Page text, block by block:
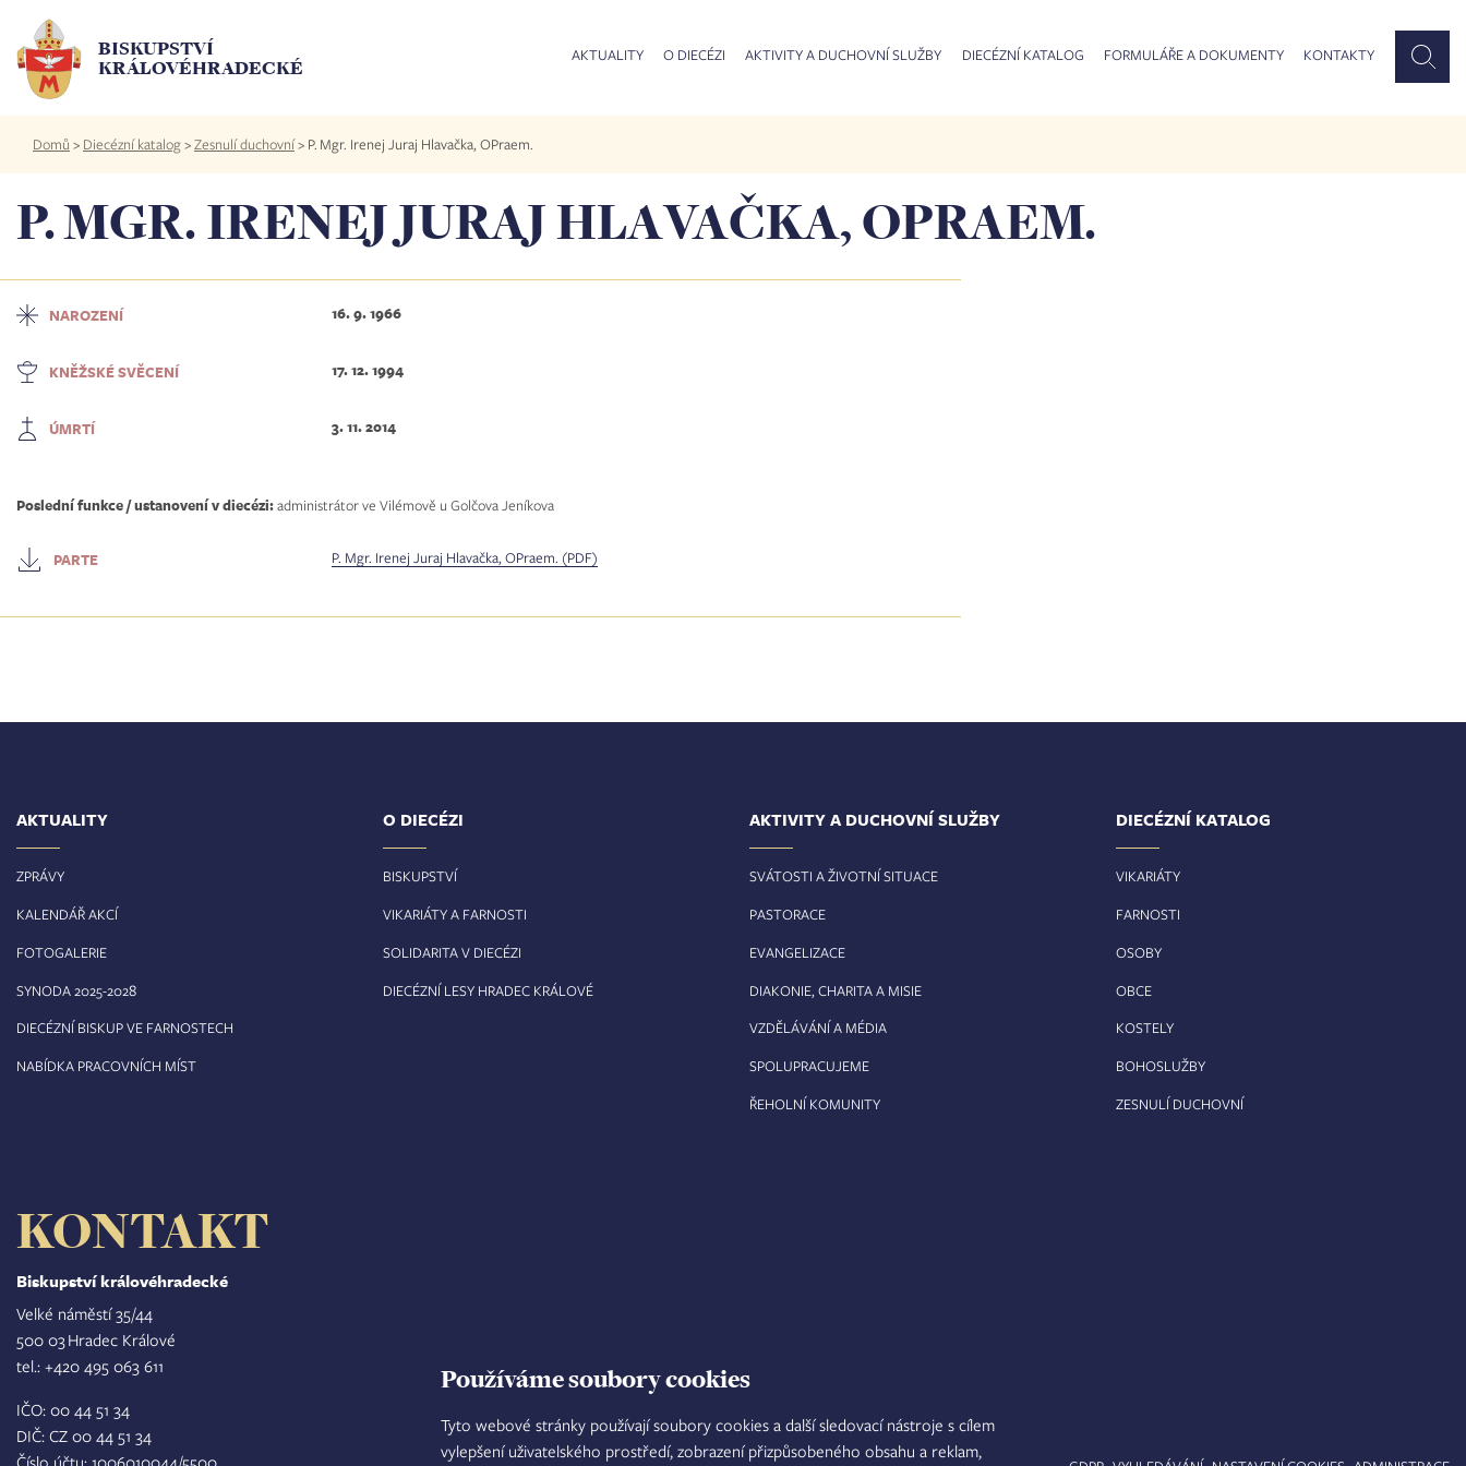
Používáme soubory cookies
Tyto webové stránky používají soubory cookies a další sledovací nástroje s cílem
vylepšení uživatelského prostředí, zobrazení přizpůsobeného obsahu a reklam,
hlavnímu
obsahu
BISKUPSTVÍ
KRÁLOVÉHRADECKÉ
AKTUALITY O DIECÉZI AKTIVITY A DUCHOVNÍ SLUŽBY DIECÉZNÍ KATALOG FORMULÁŘE A DOKUMENTY KONTAKTY
Drobečková
navigace
Domů > Diecézní katalog>Zesnulí duchovní> P. Mgr. Irenej Juraj Hlavačka, OPraem.
P. MGR. IRENEJ JURAJ HLAVAČKA, OPRAEM.
NAROZENÍ 16. 9. 1966
KNĚŽSKÉ SVĚCENÍ 17. 12. 1994
ÚMRTÍ 3. 11. 2014
Poslední funkce / ustanovení v diecézi:administrátor ve Vilémově u Golčova Jeníkova
PARTE P. Mgr. Irenej Juraj Hlavačka, OPraem. (PDF)
AKTUALITY
ZPRÁVY
KALENDÁŘ AKCÍ
FOTOGALERIE
SYNODA 2025-2028
DIECÉZNÍ BISKUP VE FARNOSTECH
NABÍDKA PRACOVNÍCH MÍST
O DIECÉZI
BISKUPSTVÍ
VIKARIÁTY A FARNOSTI
SOLIDARITA V DIECÉZI
DIECÉZNÍ LESY HRADEC KRÁLOVÉ
AKTIVITY A DUCHOVNÍ SLUŽBY
SVÁTOSTI A ŽIVOTNÍ SITUACE
PASTORACE
EVANGELIZACE
DIAKONIE, CHARITA A MISIE
VZDĚLÁVÁNÍ A MÉDIA
SPOLUPRACUJEME
ŘEHOLNÍ KOMUNITY
DIECÉZNÍ KATALOG
VIKARIÁTY
FARNOSTI
OSOBY
OBCE
KOSTELY
BOHOSLUŽBY
ZESNULÍ DUCHOVNÍ
KONTAKT
Biskupství královéhradecké
Velké náměstí 35/44
500 03 Hradec Králové
tel.: +420 495 063 611
IČO: 00 44 51 34
DIČ: CZ 00 44 51 34
Číslo účtu: 1006010044/5500